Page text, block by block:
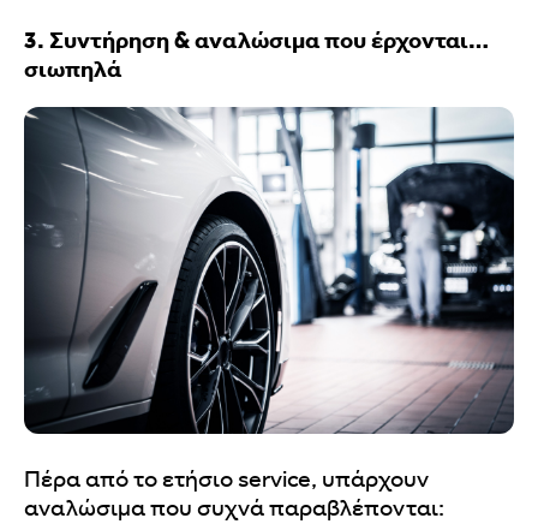
3. Συντήρηση & αναλώσιμα που έρχονται…
σιωπηλά
Πέρα από το ετήσιο service, υπάρχουν
αναλώσιμα που συχνά παραβλέπονται: